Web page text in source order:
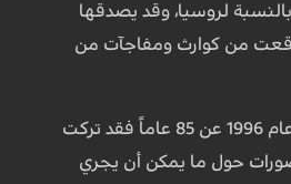
لروسيا، وقد يصدقها
من كوارث ومفاجآت من
وبرغم أنها رحلت في عام 1996 عن 85 عاماً فقد تركت
حول ما يمكن أن يجري